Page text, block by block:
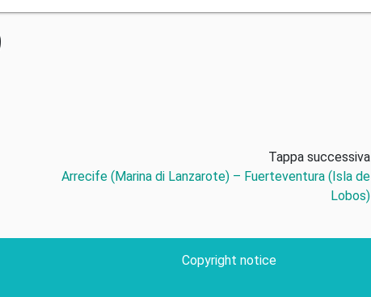
Tappa successiva
Arrecife (Marina di Lanzarote) – Fuerteventura (Isla de
Lobos)
Copyright notice